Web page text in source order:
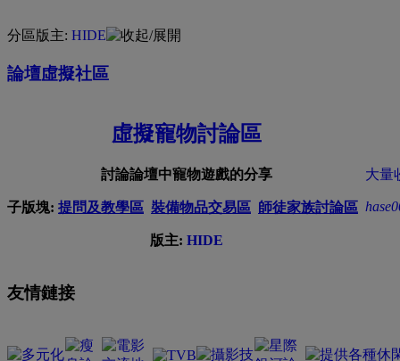
分區版主: HIDE
論壇虛擬社區
虛擬寵物討論區
討論論壇中寵物遊戲的分享
子版塊: 提問及教學區 裝備物品交易區 師徒家族討論區
版主: HIDE
大量
友情鏈接